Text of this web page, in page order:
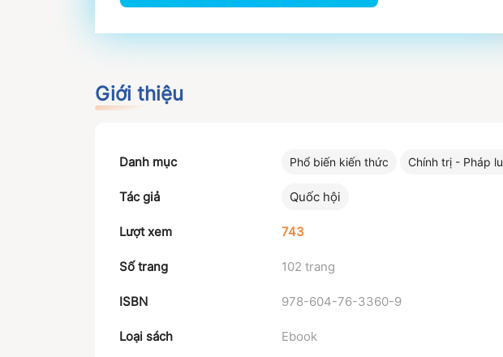
Giới thiệu
Danh mục Phổ biến kiến thức Chính trị - Pháp
Tác giả Quốc hội
Lượt xem 743
Số trang 102 trang
ISBN 978-604-76-3360-9
Loại sách Ebook